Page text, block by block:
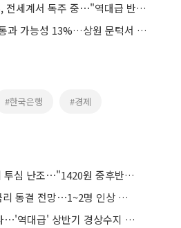
韓 1분기 성장률 1.69%, 전세계서 독주 중⋯"역대급 반도체 호황이 견인"
美 클래리티 법안 연내 통과 가능성 13%…상원 문턱서 제동
#한국은행 #경제
호르무즈발 유가 상승에 투심 난조⋯"1420원 중후반 등락"
우리금융硏 "8월 기준금리 동결 전망⋯1~2명 인상 소수의견 낼 것"
반도체 날개 달고 날았다⋯'역대급' 상반기 경상수지 흑자 2000억달러 육박